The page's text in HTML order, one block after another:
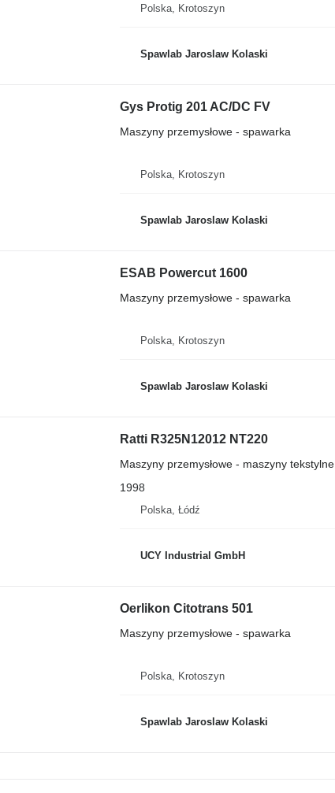
Polska, Krotoszyn
Spawlab Jaroslaw Kolaski
Gys Protig 201 AC/DC FV
Maszyny przemysłowe - spawarka
Polska, Krotoszyn
Spawlab Jaroslaw Kolaski
ESAB Powercut 1600
Maszyny przemysłowe - spawarka
Polska, Krotoszyn
Spawlab Jaroslaw Kolaski
Ratti R325N12012 NT220
Maszyny przemysłowe - maszyny tekstylne
1998
Polska, Łódź
UCY Industrial GmbH
Oerlikon Citotrans 501
Maszyny przemysłowe - spawarka
Polska, Krotoszyn
Spawlab Jaroslaw Kolaski